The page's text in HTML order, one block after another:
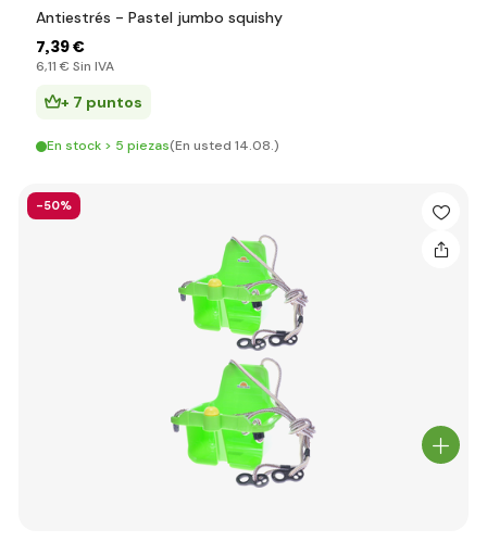
Antiestrés - Pastel jumbo squishy
7,39 €
6,11 € Sin IVA
+ 7 puntos
En stock > 5 piezas(En usted 14.08.)
-50%